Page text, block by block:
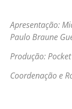
Apresentação:
Paulo Braune
Produção:
Coordenação e